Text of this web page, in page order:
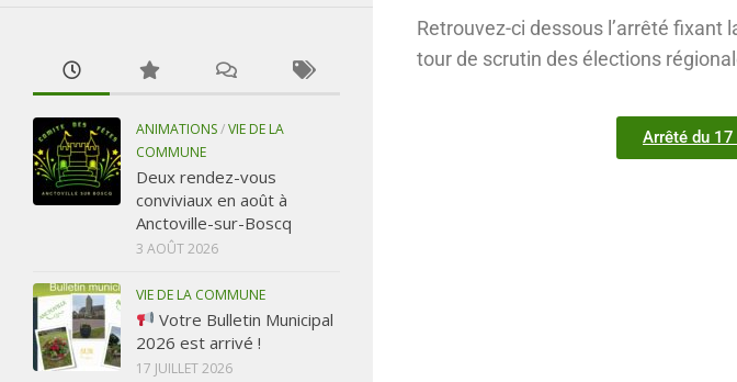
Retrouvez-ci dessous l’arrêté fixant
tour de scrutin des élections
Arrêté du
ANIMATIONS/VIE DE LA
COMMUNE
Deux rendez-vous
conviviaux en août à
Anctoville-sur-Boscq
3 AOÛT 2026
VIE DE LA COMMUNE
Votre Bulletin Municipal
2026 est arrivé !
17 JUILLET 2026